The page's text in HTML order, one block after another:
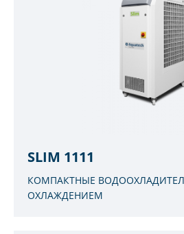
SLIM 1111
КОМПАКТНЫЕ
ОХЛАЖДЕНИЕМ